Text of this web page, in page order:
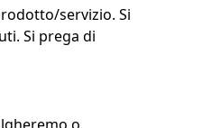
servizio. Si
Si prega di